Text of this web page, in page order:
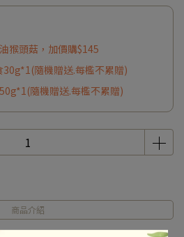
猴頭菇，加價購$145
隨機贈送.每檻不累贈)
隨機贈送.每檻不累贈)
商品介紹